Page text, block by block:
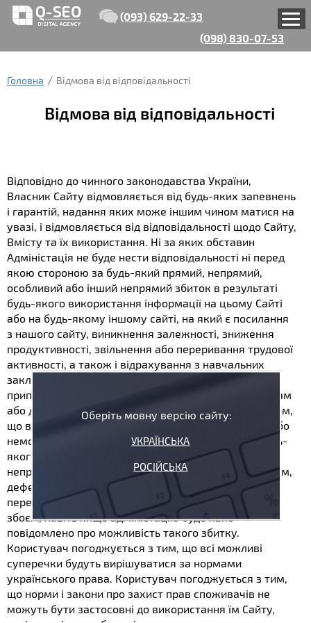
(093) 629-22-33
(098) 830-07-53
Головна Відмова від відповідальності
Відмова від відповідальності
Відповідно до чинного законодавства України,
Власник Сайту відмовляється від будь-яких запевнень
і гарантій, надання яких може іншим чином матися на
увазі, і відмовляється від відповідальності щодо Сайту,
Вмісту та їх використання. Ні за яких обставин
Адміністація не буде нести відповідальності ні перед
якою стороною за будь-який прямий, непрямий,
особливий або інший непрямий збиток в результаті
будь-якого використання інформації на цьому Сайті
або на будь-якому іншому сайті, на який є посилання
з нашого сайту, виникнення залежності, зниження
продуктивності, звільнення або переривання трудової
активності, а також і відрахування з навчальних
закладів, за будь-яку вигоду, що була впущена,
припинення господарської діяльності, втрату програм
або даних у інформаційних системах чи іншим чином,
що виникли в зв'язку з доступом, використанням або
неможливістю використання Сайту, Вмісту або будь-
якого пов'язаного інтернет-сайту, або
непрацездатністю, помилкою, недоглядом, перебоєм,
дефектом, простоєм в роботі або затримкою в
передачі, комп'ютерним вірусом або системним
збоєм, навіть якщо адміністацію буде явно
повідомлено про можливість такого збитку.
Користувач погоджується з тим, що всі можливі
суперечки будуть вирішуватися за нормами
українського права. Користувач погоджується з тим,
що норми і закони про захист прав споживачів не
можуть бути застосовні до використання їм Сайту,
Оберіть мовну версію сайту:
УКРАЇНСЬКА
РОСІЙСЬКА